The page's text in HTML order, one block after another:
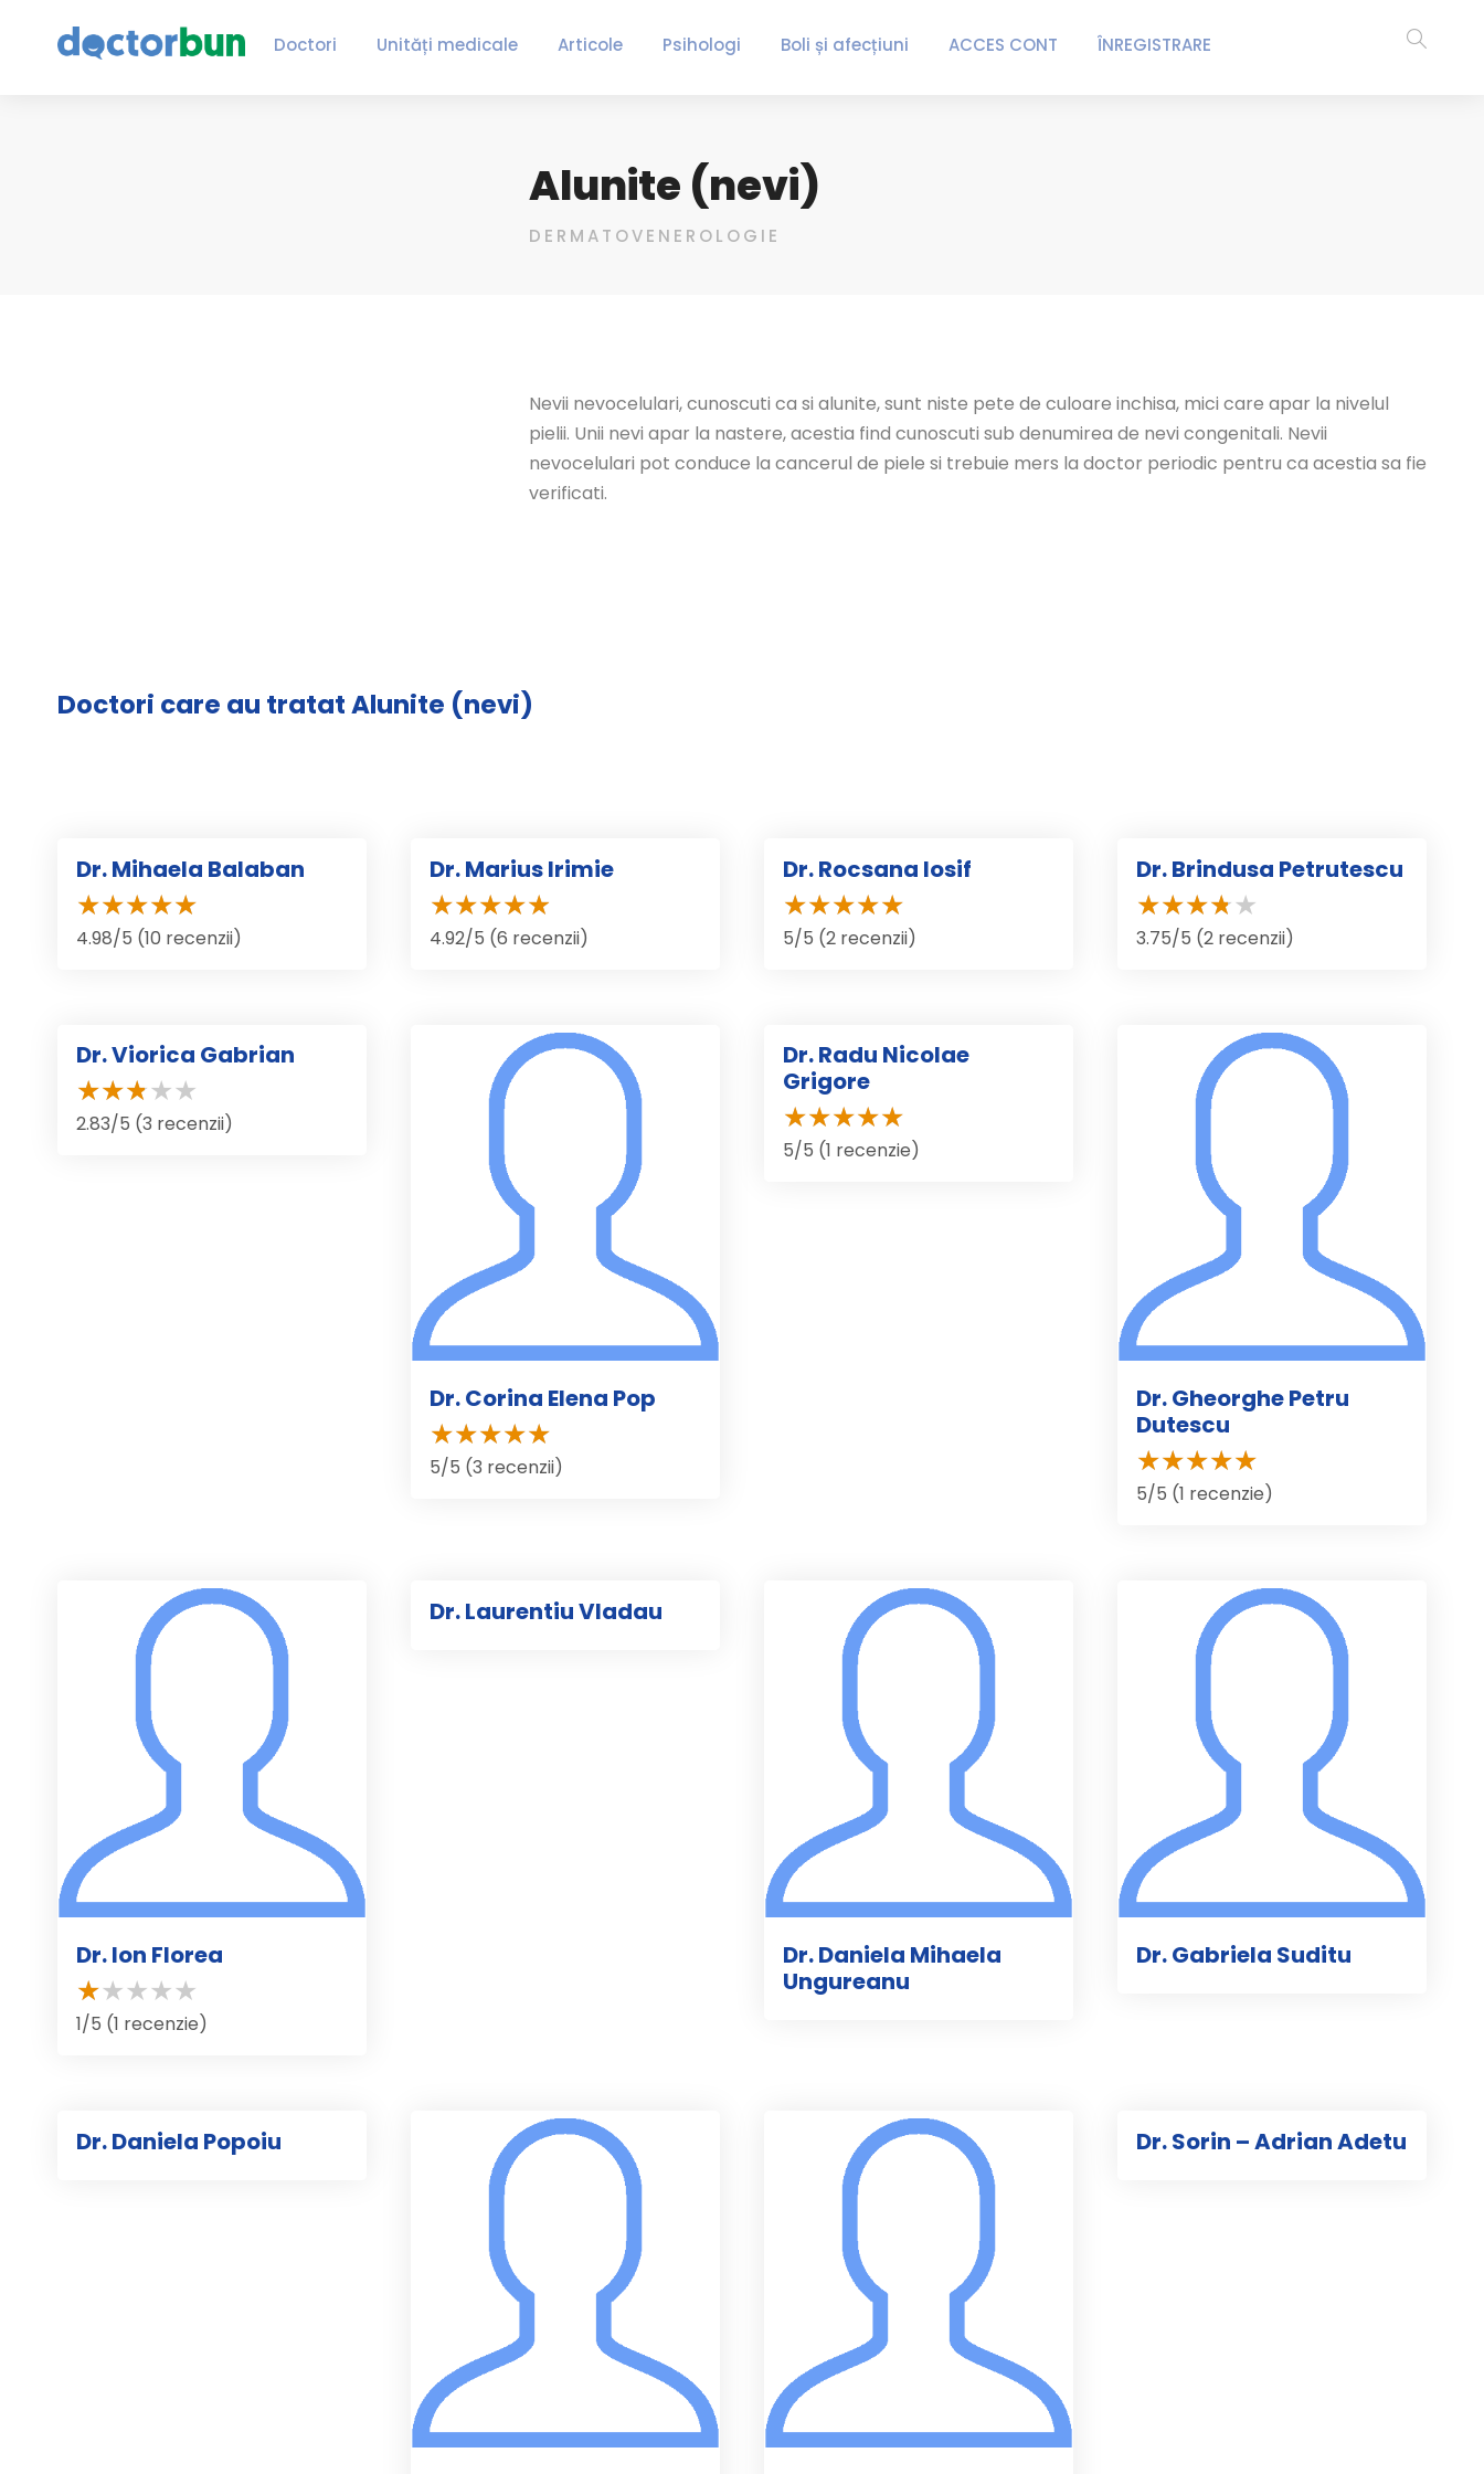
Doctori Unități medicale Articole Psihologi Boli și afecțiuni ACCES CONT ÎNREGISTRARE
Alunite (nevi)
DERMATOVENEROLOGIE
Nevii nevocelulari, cunoscuti ca si alunite, sunt niste pete de culoare inchisa, mici care apar la nivelul
pielii. Unii nevi apar la nastere, acestia find cunoscuti sub denumirea de nevi congenitali. Nevii
nevocelulari pot conduce la cancerul de piele si trebuie mers la doctor periodic pentru ca acestia sa fie
verificati.
Doctori care au tratat Alunite (nevi)
Dr. Mihaela Balaban
4.98/5 (10 recenzii)
Dr. Marius Irimie
4.92/5 (6 recenzii)
Dr. Rocsana Iosif
5/5 (2 recenzii)
Dr. Brindusa Petrutescu
3.75/5 (2 recenzii)
Dr. Viorica Gabrian
2.83/5 (3 recenzii)
Dr. Corina Elena Pop
5/5 (3 recenzii)
Dr. Radu Nicolae
Grigore
5/5 (1 recenzie)
Dr. Gheorghe Petru
Dutescu
5/5 (1 recenzie)
Dr. Ion Florea
1/5 (1 recenzie)
Dr. Laurentiu Vladau
Dr. Daniela Mihaela
Ungureanu
Dr. Gabriela Suditu
Dr. Daniela Popoiu Dr. Sorin – Adrian Adetu